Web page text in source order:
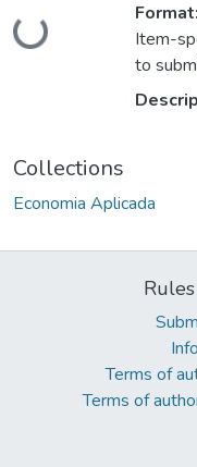
Format:
Item-
to
Collections
Economia Aplicada
Terms of
Terms of